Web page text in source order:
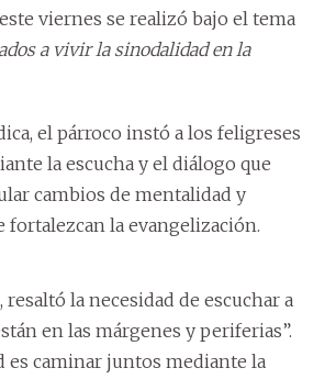
viernes se realizó bajo el tema
a vivir la sinodalidad en la
el párroco instó a los feligreses
la escucha y el diálogo que
cambios de mentalidad y
fortalezcan la evangelización.
resaltó la necesidad de escuchar a
en las márgenes y periferias”.
es caminar juntos mediante la